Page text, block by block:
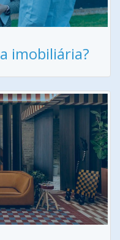
imobiliária?